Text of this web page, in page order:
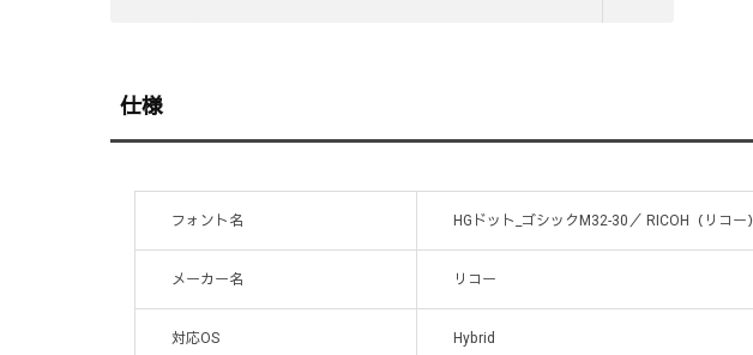
仕様
フォント名 HGドット_ゴシックM32-30／ RICOH（リコー）
メーカー名 リコー
対応OS Hybrid